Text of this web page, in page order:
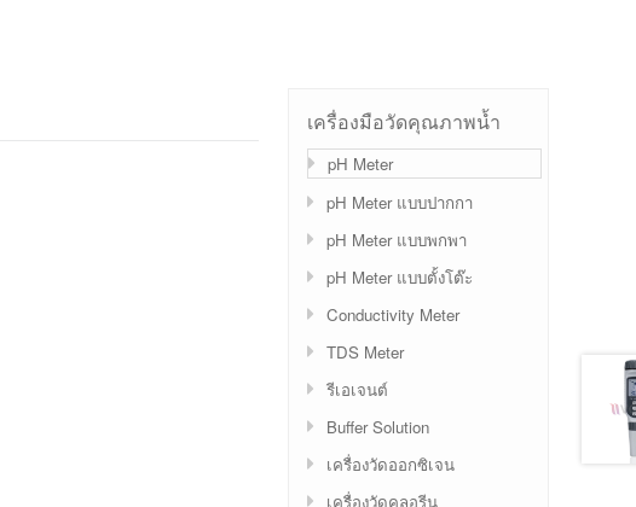
เครื่องมือวัดคุณภาพน้ำ
pH Meter
pH Meter แบบปากกา
pH Meter แบบพกพา
pH Meter แบบตั้งโต๊ะ
Conductivity Meter
TDS Meter
รีเอเจนต์
Buffer Solution
เครื่องวัดออกซิเจน
เครื่องวัดคลอรีน